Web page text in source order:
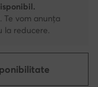
vom anunța
la reducere.